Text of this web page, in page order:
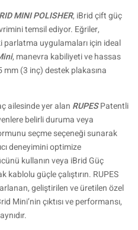
MINI POLISHER, iBrid çift güç
temsil ediyor. Eğriler,
uygulamaları için ideal
, manevra kabiliyeti ve hassas
(3 inç) destek plakasına
ailesinde yer alan RUPESPatentli
belirli duruma veya
seçme seçeneği sunarak
deneyimini optimize
kullanın veya iBrid Güç
güçle çalıştırın. RUPES
geliştirilen ve üretilen özel
çıktısı ve performansı,